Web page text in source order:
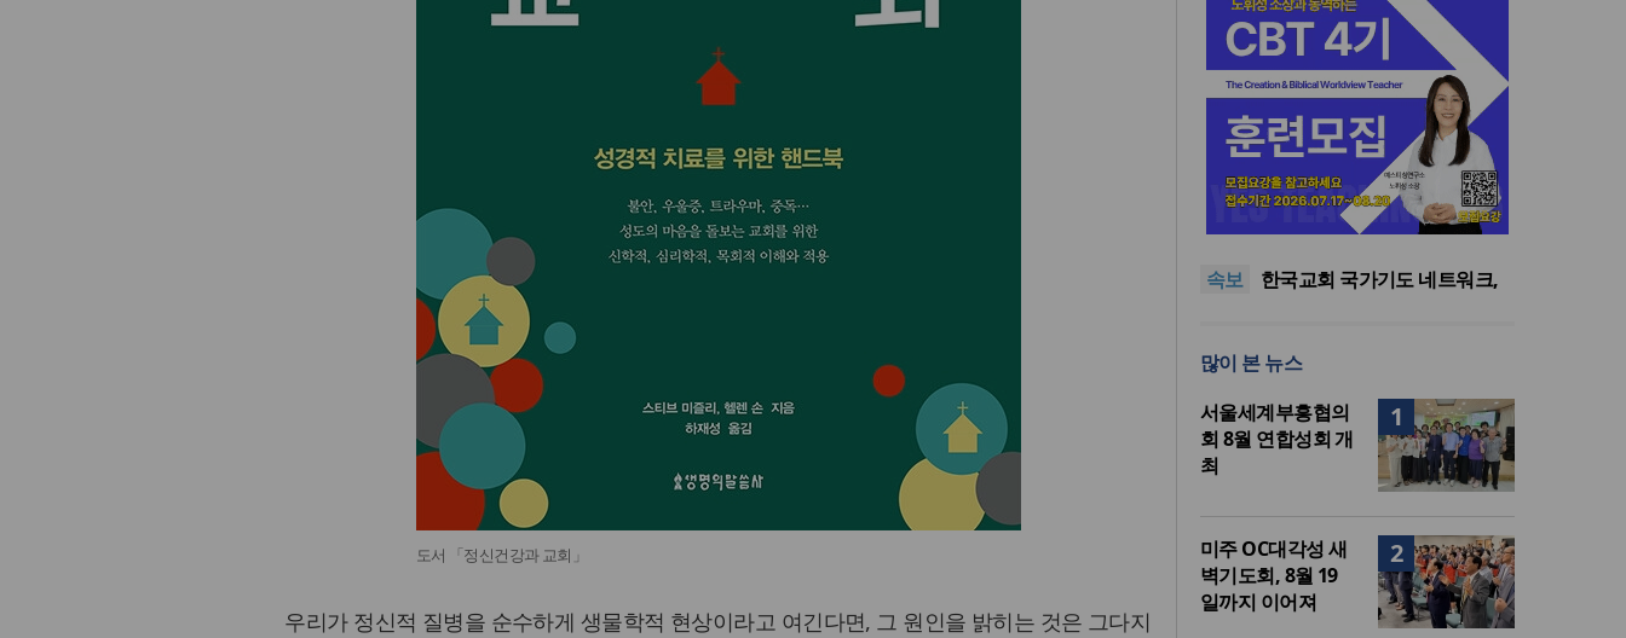
도서 「정신건강과 교회」
우리가 정신적 질병을 순수하게 생물학적 현상이라고 여긴다면, 그 원인을 밝히는 것은 그다지
속보
한기연 “전쟁을 부르는 정책을
중단하라”
정신건강 치료 인프라 부족…
정신질환 평생유병률 27.8%,
대한민국 경찰을 품는 기도와
‘느헤미야 연합기도회’ 시작
“기도로 시작한 스틸 美 대사,
정신질환 평생유병률 27.8%,
중증 입원·재활 확충 과제
많이 본 뉴스
1
서울세계부흥협의
회 8월 연합성회 개
최
2
미주 OC대각성 새
벽기도회, 8월 19
일까지 이어져